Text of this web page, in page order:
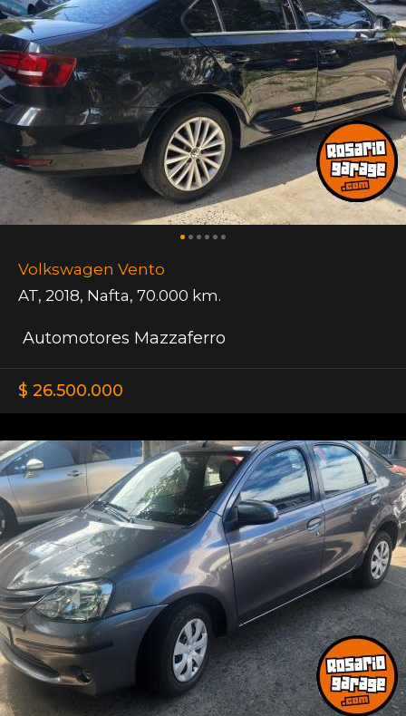
Volkswagen Vento
AT, 2018, Nafta, 70.000 km.
Automotores Mazzaferro
$ 26.500.000